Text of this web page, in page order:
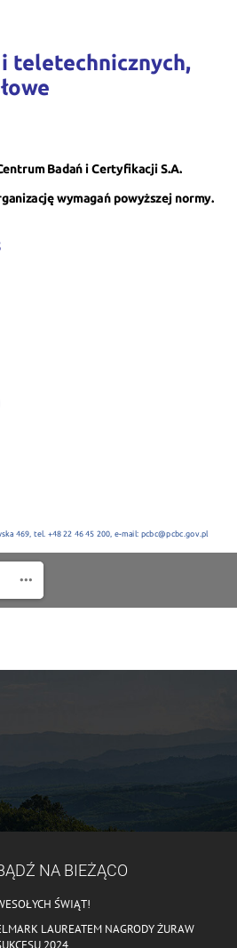
NA BIEŻĄCO
ŚWIĄT!
LAUREATEM NAGRODY ŻURAW